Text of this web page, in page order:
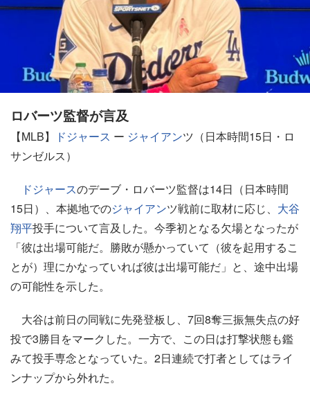
ロバーツ監督が言及
【MLB】 ドジャース ー ジャイアンツ（日本時間15日・ロ
サンゼルス）
ドジャースのデーブ・ロバーツ監督は14日（日本時間
15日）、本拠地でのジャイアンツ戦前に取材に応じ、 大谷
翔平投手について言及した。今季初となる欠場となったが
「彼は出場可能だ。勝敗が懸かっていて（彼を起用するこ
とが）理にかなっていれば彼は出場可能だ」と、途中出場
の可能性を示した。
大谷は前日の同戦に先発登板し、7回8奪三振無失点の好
投で3勝目をマークした。一方で、この日は打撃状態も鑑
みて投手専念となっていた。2日連続で打者としてはライ
ンナップから外れた。